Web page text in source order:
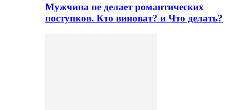
Мужчина не делает романтических
поступков. Кто виноват? и Что делать?